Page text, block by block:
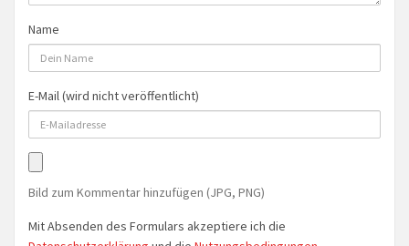
Name
E-Mail (wird nicht veröffentlicht)
Bild zum Kommentar hinzufügen (JPG, PNG)
Mit Absenden des Formulars akzeptiere ich die